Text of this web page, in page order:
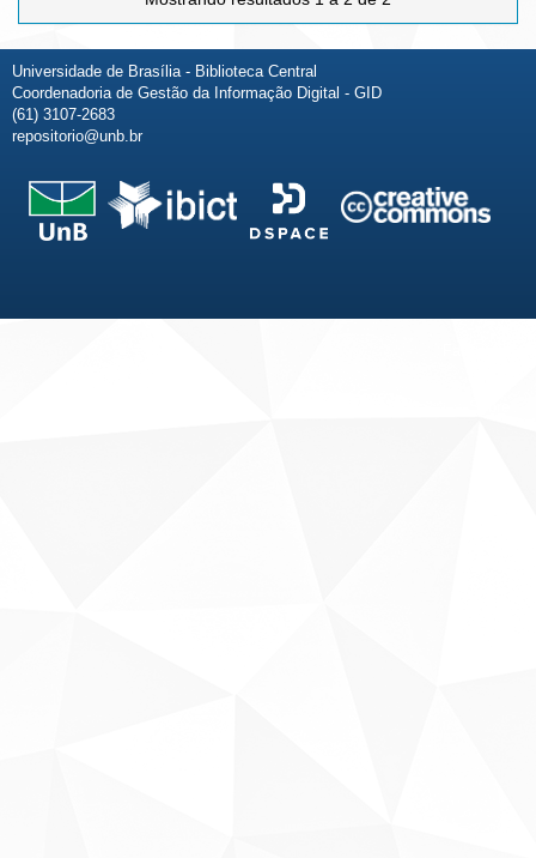
Universidade de Brasília - Biblioteca Central
Coordenadoria de Gestão da Informação Digital - GID
(61) 3107-2683
repositorio@unb.br